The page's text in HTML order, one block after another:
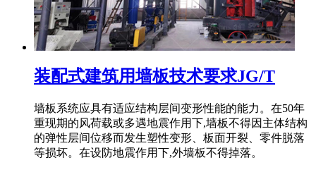
装配式建筑用墙板技术要求JG/T
墙板系统应具有适应结构层间变形性能的能力。在50年
重现期的风荷载或多遇地震作用下,墙板不得因主体结构
的弹性层间位移而发生塑性变形、板面开裂、零件脱落
等损坏。在设防地震作用下,外墙板不得掉落。